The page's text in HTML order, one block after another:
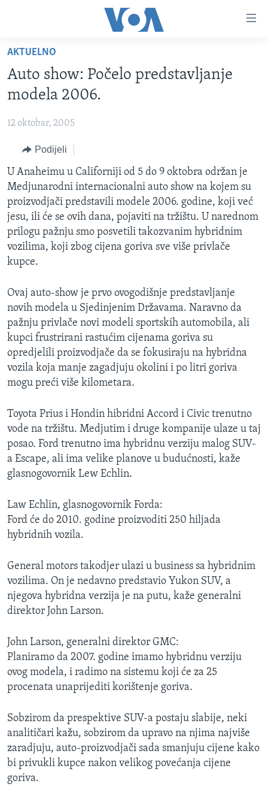
glavni
sadržaj
na
glavnu
pretragu
TV PROGRAM
VIDEO
VIJESTI
SJEDINJENE AMERIČKE DRŽAVE
BOSNA I HERCEGOVINA
SVIJET
NAUKA I TEHNOLOGIJA
SPECIJALNI PROJEKTI
KORUPCIJA
SLOBODA MEDIJA
ŽENSKA STRANA
IZBJEGLIČKA STRANA
O GLASU AMERIKE
Learning English
PRATITE NAS
Jezici
AKTUELNO
Auto show: Počelo predstavljanje
modela 2006.
12 oktobar, 2005
Podijeli
U Anaheimu u Californiji od 5 do 9 oktobra održan je
Medjunarodni internacionalni auto show na kojem su
proizvodjači predstavili modele 2006. godine, koji već
jesu, ili će se ovih dana, pojaviti na tržištu. U narednom
prilogu pažnju smo posvetili takozvanim hybridnim
vozilima, koji zbog cijena goriva sve više privlače
kupce.
Ovaj auto-show je prvo ovogodišnje predstavljanje
novih modela u Sjedinjenim Državama. Naravno da
pažnju privlače novi modeli sportskih automobila, ali
kupci frustrirani rastućim cijenama goriva su
opredjelili proizvodjače da se fokusiraju na hybridna
vozila koja manje zagadjuju okolini i po litri goriva
mogu preći više kilometara.
Toyota Prius i Hondin hibridni Accord i Civic trenutno
vode na tržištu. Medjutim i druge kompanije ulaze u taj
posao. Ford trenutno ima hybridnu verziju malog SUV-
a Escape, ali ima velike planove u budućnosti, kaže
glasnogovornik Lew Echlin.
Law Echlin, glasnogovornik Forda:
Ford će do 2010. godine proizvoditi 250 hiljada
hybridnih vozila.
General motors takodjer ulazi u business sa hybridnim
vozilima. On je nedavno predstavio Yukon SUV, a
njegova hybridna verzija je na putu, kaže generalni
direktor John Larson.
John Larson, generalni direktor GMC:
Planiramo da 2007. godine imamo hybridnu verziju
ovog modela, i radimo na sistemu koji će za 25
procenata unaprijediti korištenje goriva.
Sobzirom da prespektive SUV-a postaju slabije, neki
analitičari kažu, sobzirom da upravo na njima najviše
zaradjuju, auto-proizvodjači sada smanjuju cijene kako
bi privukli kupce nakon velikog povećanja cijene
goriva.